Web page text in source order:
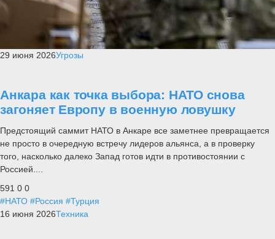
29 июня 2026Угрозы
Анкара как точка выбора: НАТО снова
загоняет Европу в военную ловушку
Предстоящий саммит НАТО в Анкаре все заметнее превращается
не просто в очередную встречу лидеров альянса, а в проверку
того, насколько далеко Запад готов идти в противостоянии с
Россией....
591 0 0
#НАТО #Россия #Турция
16 июня 2026Техника